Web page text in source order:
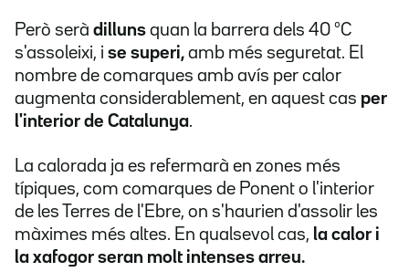
Però serà dilluns quan la barrera dels 40 ºC
s'assoleixi, i se superi, amb més seguretat. El
nombre de comarques amb avís per calor
augmenta considerablement, en aquest cas per
l'interior de Catalunya.
La calorada ja es refermarà en zones més
típiques, com comarques de Ponent o l'interior
de les Terres de l'Ebre, on s'haurien d'assolir les
màximes més altes. En qualsevol cas, la calor i
la xafogor seran molt intenses arreu.